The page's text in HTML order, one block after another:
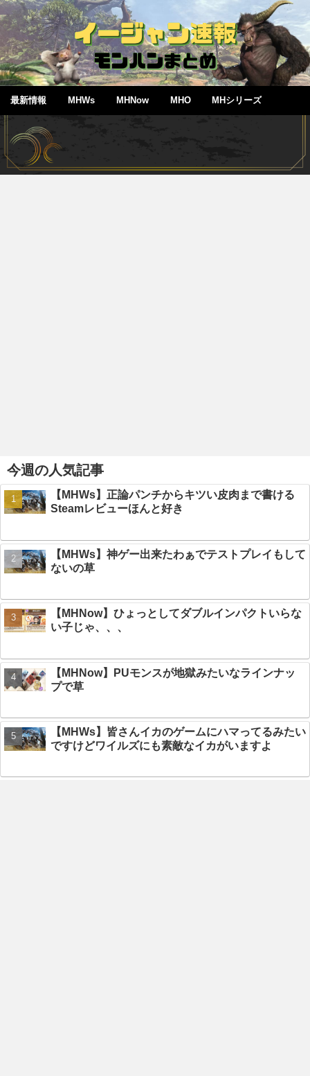
最新情報 MHWs MHNow MHO MHシリーズ
今週の人気記事
【MHWs】正論パンチからキツい皮肉まで書ける
Steamレビューほんと好き
【MHWs】神ゲー出来たわぁでテストプレイもして
ないの草
【MHNow】ひょっとしてダブルインパクトいらな
い子じゃ、、、
【MHNow】PUモンスが地獄みたいなラインナッ
プで草
【MHWs】皆さんイカのゲームにハマってるみたい
ですけどワイルズにも素敵なイカがいますよ